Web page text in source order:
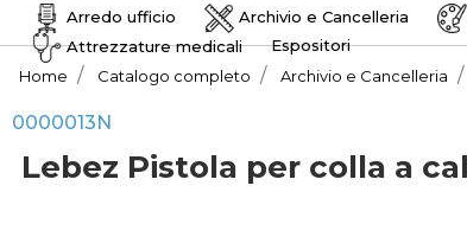
Arredo ufficio Archivio e Cancelleria
Attrezzature medicali
Espositori
Home
Catalogo completo Archivio e Cancelleria
0000013N
Lebez Pistola per colla a